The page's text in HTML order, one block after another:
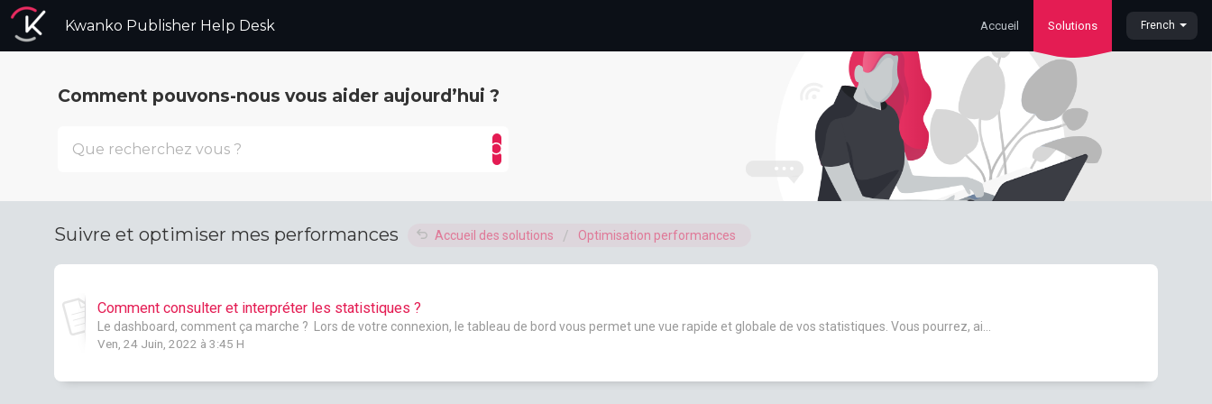
Kwanko Publisher Help Desk Accueil Solutions French
Comment pouvons-nous vous aider aujourd’hui ?
Suivre et optimiser mes performances Accueil des solutions Optimisation performances
Comment consulter et interpréter les statistiques ?
Le dashboard, comment ça marche ? Lors de votre connexion, le tableau de bord vous permet une vue rapide et globale de vos statistiques. Vous pourrez, ai...
Ven, 24 Juin, 2022 à 3:45 H